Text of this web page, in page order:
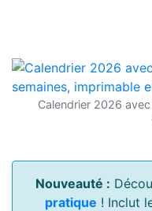
Calendrier 2026
Nouveauté :
pratique ! Inclut